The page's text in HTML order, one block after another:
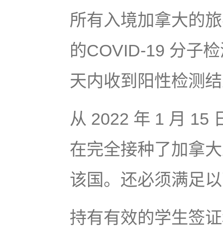
所有入境加拿大的
的COVID-19 分子
天内收到阳性检测
从 2022 年 1 月 15
在完全接种了加拿
该国。还必须满足
持有有效的学生签